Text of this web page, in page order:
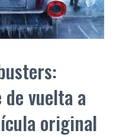
vuelta a
original